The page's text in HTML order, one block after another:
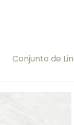
Conjunto de